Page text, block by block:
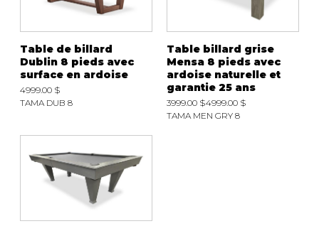
Table de billard
Dublin 8 pieds avec
surface en ardoise
4999.00 $
TAMA DUB 8
Table billard grise
Mensa 8 pieds avec
ardoise naturelle et
garantie 25 ans
3999.00 $4999.00 $
TAMA MEN GRY 8